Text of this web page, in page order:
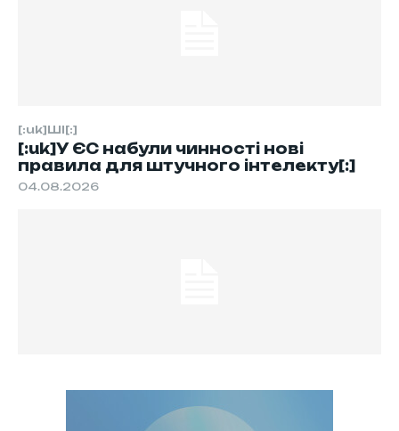
[:uk]ШІ[:]
[:uk]У ЄС набули чинності нові
правила для штучного інтелекту[:]
04.08.2026